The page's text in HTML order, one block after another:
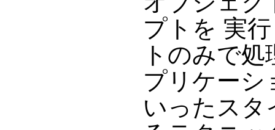
プトを 実
トのみで
プリケーシ
いったスタ